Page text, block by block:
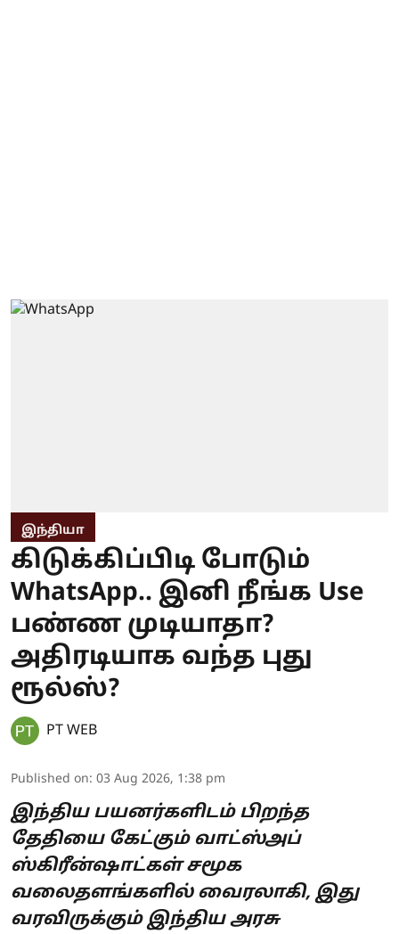
இந்தியா
கிடுக்கிப்பிடி போடும்
WhatsApp.. இனி நீங்க Use
பண்ண முடியாதா?
அதிரடியாக வந்த புது
ரூல்ஸ்?
PT WEB
Published on: 03 Aug 2026, 1:38 pm
இந்திய பயனர்களிடம் பிறந்த
தேதியை கேட்கும் வாட்ஸ்அப்
ஸ்கிரீன்ஷாட்கள் சமூக
வலைதளங்களில் வைரலாகி, இது
வரவிருக்கும் இந்திய அரசு